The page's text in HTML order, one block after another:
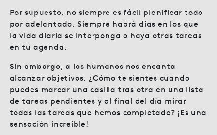
Por supuesto, no siempre es fácil planificar todo
por adelantado. Siempre habrá días en los que
la vida diaria se interponga o haya otras tareas
en tu agenda.
Sin embargo, a los humanos nos encanta
alcanzar objetivos. ¿Cómo te sientes cuando
puedes marcar una casilla tras otra en una lista
de tareas pendientes y al final del día mirar
todas las tareas que hemos completado? ¡Es una
sensación increíble!